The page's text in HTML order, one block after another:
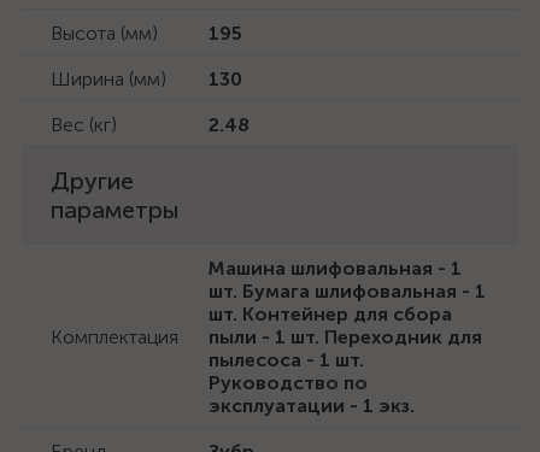
Высота (мм)
195
Ширина (мм)
130
Вес (кг)
2.48
Другие
параметры
Комплектация
Машина шлифовальная - 1
шт. Бумага шлифовальная - 1
шт. Контейнер для сбора
пыли - 1 шт. Переходник для
пылесоса - 1 шт.
Руководство по
эксплуатации - 1 экз.